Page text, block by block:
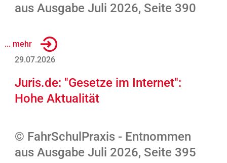
aus Ausgabe Juli 2026, Seite 390
... mehr
29.07.2026
Juris.de: "Gesetze im Internet":
Hohe Aktualität
© FahrSchulPraxis - Entnommen
aus Ausgabe Juli 2026, Seite 395